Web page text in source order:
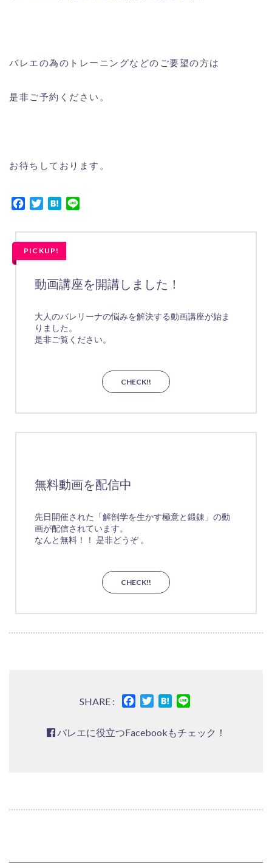
バレエの為のトレーニングなどのご要望の方は
是非ご予約ください。
お待ちしております。
FacebookTwitterHatena
PICKUP!
動画講座を開講しました！
大人のバレリーナの悩みを解決する動画講座が始ま
りました。
是非ご覧ください。
CHECK!!
無料動画を配信中
先日開催された「解剖学を生かす極意と鍛錬」の動
画が配信されています。
なんと無料！！ 是非どうぞ 。
CHECK!!
SHARE : FacebookTwitterHatena
バレエに役立つFacebookもチェック！